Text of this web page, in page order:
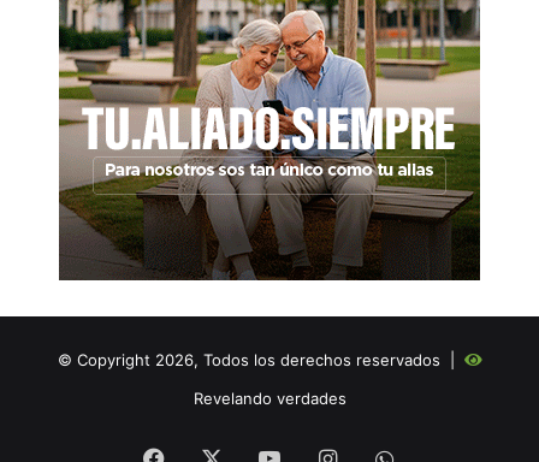
© Copyright 2026, Todos los derechos reservados |
Revelando verdades